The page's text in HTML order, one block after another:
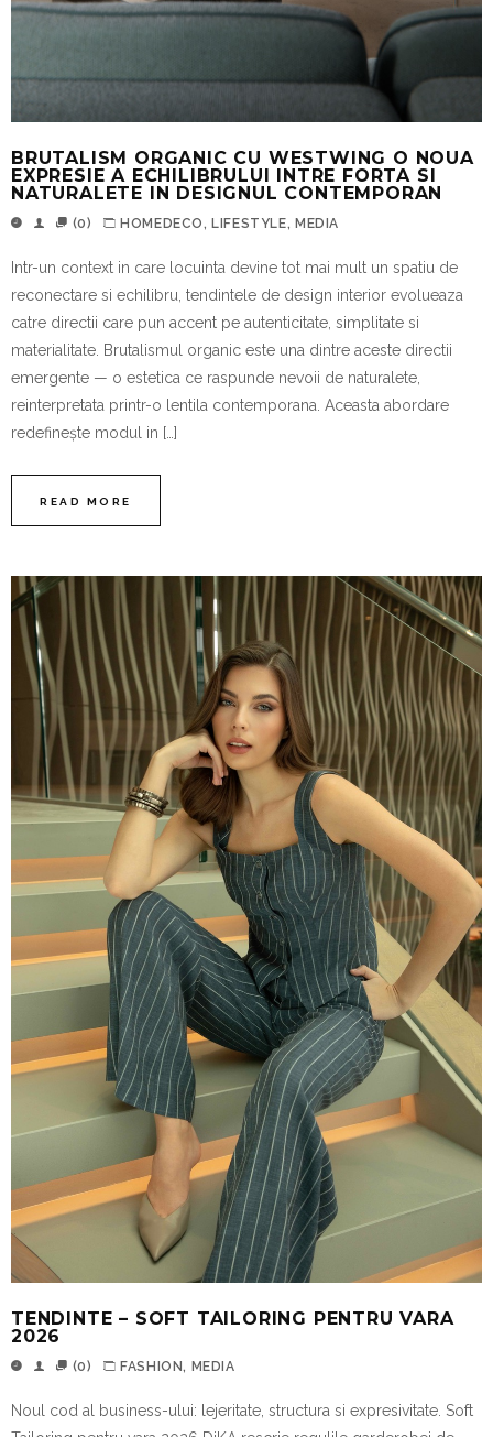
BRUTALISM ORGANIC CU WESTWING O NOUA
EXPRESIE A ECHILIBRULUI INTRE FORTA SI
NATURALETE IN DESIGNUL CONTEMPORAN
(0) HOMEDECO, LIFESTYLE, MEDIA
Intr-un context in care locuinta devine tot mai mult un spatiu de
reconectare si echilibru, tendintele de design interior evolueaza
catre directii care pun accent pe autenticitate, simplitate si
materialitate. Brutalismul organic este una dintre aceste directii
emergente — o estetica ce raspunde nevoii de naturalete,
reinterpretata printr-o lentila contemporana. Aceasta abordare
redefinește modul in […]
READ MORE
TENDINTE – SOFT TAILORING PENTRU VARA
2026
(0) FASHION, MEDIA
Noul cod al business-ului: lejeritate, structura si expresivitate. Soft